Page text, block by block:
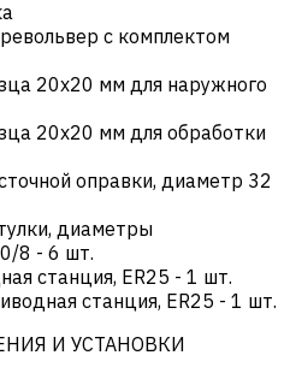
с комплектом
20х20 мм для наружного
20х20 мм для обработки
оправки, диаметр 32
диаметры
8 - 6 шт.
станция, ER25 - 1 шт.
станция, ER25 - 1 шт.
И УСТАНОВКИ